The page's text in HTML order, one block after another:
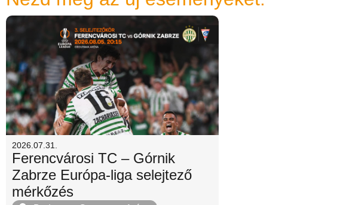
2026.07.31.
Ferencvárosi TC – Górnik
Zabrze Európa-liga selejtező
mérkőzés